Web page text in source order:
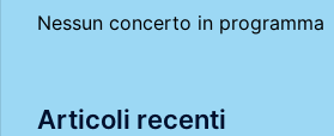
Nessun concerto in programma
Articoli recenti